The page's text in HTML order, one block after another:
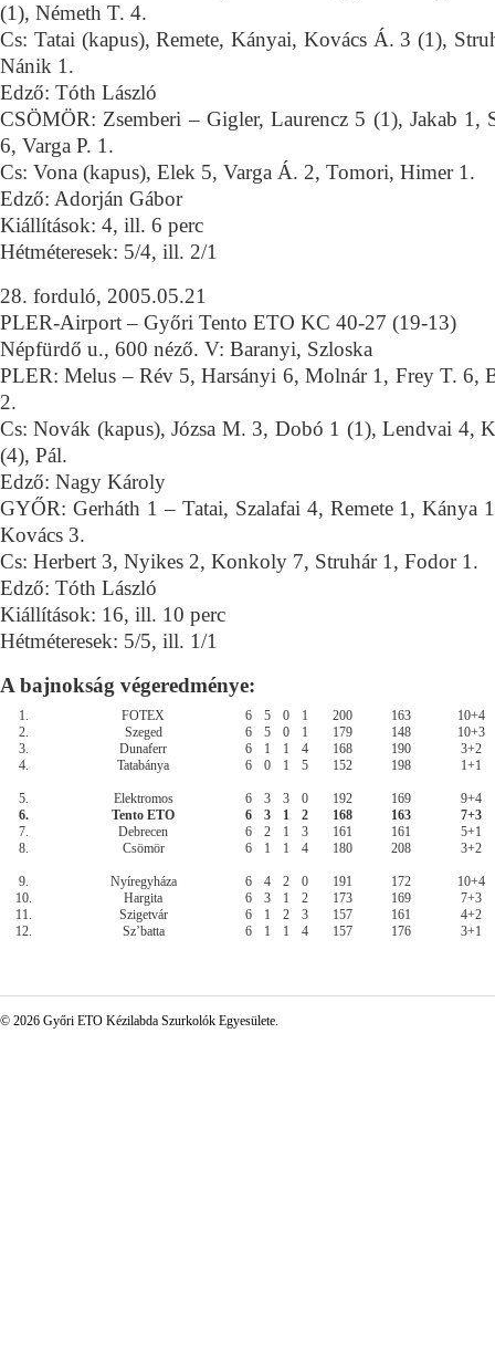
(1), Németh T. 4.
Cs: Tatai (kapus), Remete, Kányai, Kovács Á. 3 (1),
Nánik 1.
Edző: Tóth László
CSÖMÖR: Zsemberi – Gigler, Laurencz 5 (1), Jakab 1,
6, Varga P. 1.
Cs: Vona (kapus), Elek 5, Varga Á. 2, Tomori, Himer 1.
Edző: Adorján Gábor
Kiállítások: 4, ill. 6 perc
Hétméteresek: 5/4, ill. 2/1
28. forduló, 2005.05.21
PLER-Airport – Győri Tento ETO KC 40-27 (19-13)
Népfürdő u., 600 néző. V: Baranyi, Szloska
PLER: Melus – Rév 5, Harsányi 6, Molnár 1, Frey T. 6,
2.
Cs: Novák (kapus), Józsa M. 3, Dobó 1 (1), Lendvai 4,
(4), Pál.
Edző: Nagy Károly
GYŐR: Gerháth 1 – Tatai, Szalafai 4, Remete 1, Kánya
Kovács 3.
Cs: Herbert 3, Nyikes 2, Konkoly 7, Struhár 1, Fodor 1.
Edző: Tóth László
Kiállítások: 16, ill. 10 perc
Hétméteresek: 5/5, ill. 1/1
A bajnokság végeredménye:
1. FOTEX 6 5 0 1 200 163
10+4
2.
Szeged 6 5 0 1 179 148
10+3
3.
Dunaferr 6 1 1 4 168 190
3+2
4.
Tatabánya 6 0 1 5 152 198 1+1
5. Elektromos 6 3 3 0 192 169
9+4
6.
Tento ETO 6 3 1 2 168 163
7+3
7.
Debrecen 6 2 1 3 161 161
5+1
8.
Csömör 6 1 1 4 180 208 3+2
9. Nyíregyháza 6 4 2 0 191 172
10+4
10.
Hargita 6 3 1 2 173 169
7+3
11.
Szigetvár 6 1 2 3 157 161
4+2
12.
Sz’batta 6 1 1 4 157 176 3+1
© 2026 Győri ETO Kézilabda Szurkolók Egyesülete.